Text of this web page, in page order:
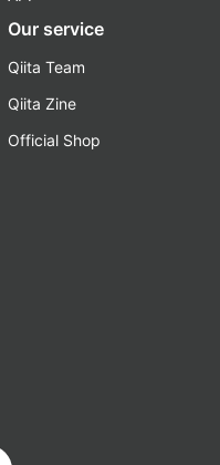
Our service
Qiita Team
Qiita Zine
Official Shop